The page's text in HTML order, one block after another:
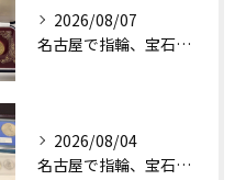
2026/08/07
名古屋で指輪、宝石買取なら当店で！！。
2026/08/04
名古屋で指輪、宝石買取なら当店で！！。